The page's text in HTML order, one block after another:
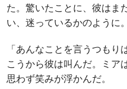
た。驚いたことに、彼はま
い、迷っているかのように。
「あんなことを言うつも
こうから彼は叫んだ。ミア
思わず笑みが浮かんだ。